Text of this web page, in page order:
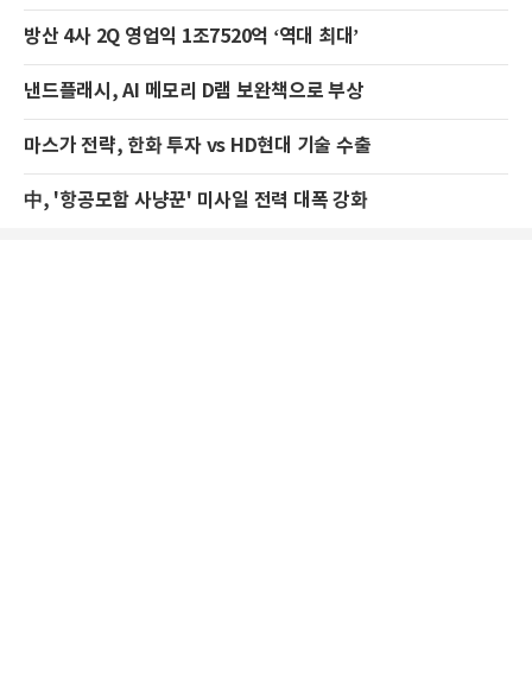
방산 4사 2Q 영업익 1조7520억 ‘역대 최대’
낸드플래시, AI 메모리 D램 보완책으로 부상
마스가 전략, 한화 투자 vs HD현대 기술 수출
中, '항공모함 사냥꾼' 미사일 전력 대폭 강화